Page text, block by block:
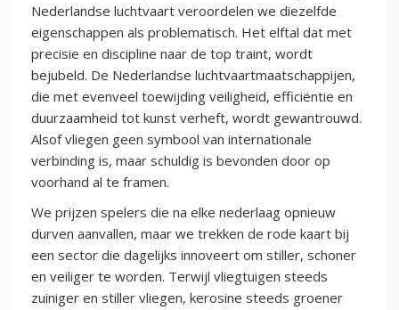
Nederlandse luchtvaart veroordelen we diezelfde
eigenschappen als problematisch. Het elftal dat met
precisie en discipline naar de top traint, wordt
bejubeld. De Nederlandse luchtvaartmaatschappijen,
die met evenveel toewijding veiligheid, efficiëntie en
duurzaamheid tot kunst verheft, wordt gewantrouwd.
Alsof vliegen geen symbool van internationale
verbinding is, maar schuldig is bevonden door op
voorhand al te framen.
We prijzen spelers die na elke nederlaag opnieuw
durven aanvallen, maar we trekken de rode kaart bij
een sector die dagelijks innoveert om stiller, schoner
en veiliger te worden. Terwijl vliegtuigen steeds
zuiniger en stiller vliegen, kerosine steeds groener